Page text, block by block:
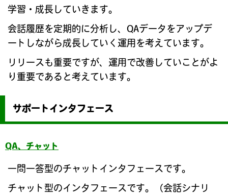
学習・成長していきます。
会話履歴を定期的に分析し、QAデータをアップデ
ートしながら成長していく運用を考えています。
リリースも重要ですが、運用で改善していことがよ
り重要であると考えています。
サポートインタフェース
QA、チャット
一問一答型のチャットインタフェースです。
チャット型のインタフェースです。（会話シナリ